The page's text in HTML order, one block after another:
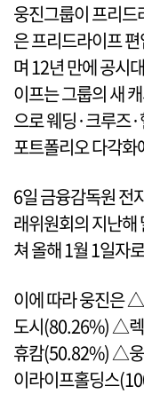
웅진그룹이 프리드
은 프리드라이프
며 12년 만에 공시
이프는 그룹의 새
으로 웨딩·크루즈
포트폴리오 다각화
6일 금융감독원 전
래위원회의 지난해
쳐 올해 1월 1일자
이에 따라 웅진은
도시(80.26%) △
휴캄(50.82%) △
이라이프홀딩스